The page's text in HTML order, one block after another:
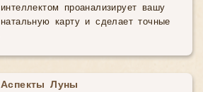
интеллектом проанализирует вашу
натальную карту и сделает точные
Аспекты Луны